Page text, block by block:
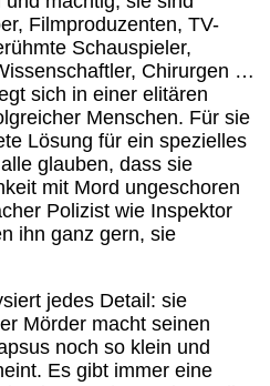
Filmproduzenten, TV-
Schauspieler,
Chirurgen …
sich in einer elitären
Menschen. Für sie
Lösung für ein spezielles
glauben, dass sie
mit Mord ungeschoren
Polizist wie Inspektor
ihn ganz gern, sie
jedes Detail: sie
Mörder macht seinen
noch so klein und
Es gibt immer eine